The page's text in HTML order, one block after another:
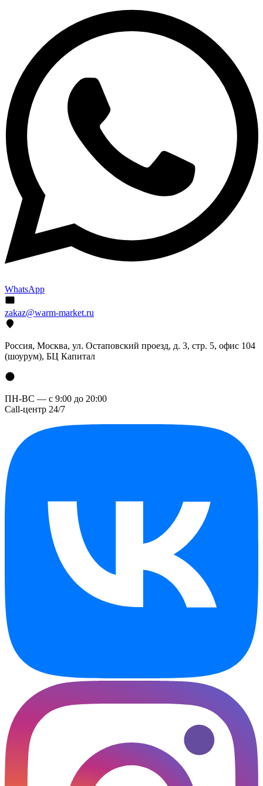
WhatsApp
zakaz@warm-market.ru
Россия, Москва, ул. Остаповский проезд, д. 3, стр. 5, офис 104
(шоурум), БЦ Капитал
ПН-ВС — с 9:00 до 20:00
Call-центр 24/7